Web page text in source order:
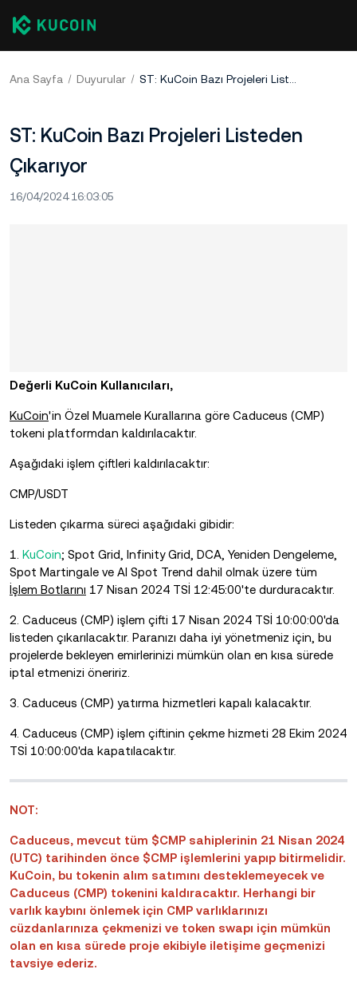
Ana Sayfa Duyurular ST: KuCoin Bazı Projeleri Listeden Çıkarıyor
ST: KuCoin Bazı Projeleri Listeden
Çıkarıyor
16/04/2024 16:03:05
Değerli KuCoin Kullanıcıları,
KuCoin'in Özel Muamele Kurallarına göre Caduceus (CMP)
tokeni platformdan kaldırılacaktır.
Aşağıdaki işlem çiftleri kaldırılacaktır:
CMP/USDT
Listeden çıkarma süreci aşağıdaki gibidir:
1. KuCoin; Spot Grid, Infinity Grid, DCA, Yeniden Dengeleme,
Spot Martingale ve AI Spot Trend dahil olmak üzere tüm
İşlem Botlarını 17 Nisan 2024 TSİ 12:45:00'te durduracaktır.
2. Caduceus (CMP) işlem çifti 17 Nisan 2024 TSİ 10:00:00'da
listeden çıkarılacaktır. Paranızı daha iyi yönetmeniz için, bu
projelerde bekleyen emirlerinizi mümkün olan en kısa sürede
iptal etmenizi öneririz.
3. Caduceus (CMP) yatırma hizmetleri kapalı kalacaktır.
4. Caduceus (CMP) işlem çiftinin çekme hizmeti 28 Ekim 2024
TSİ 10:00:00'da kapatılacaktır.
NOT:
Caduceus, mevcut tüm $CMP sahiplerinin 21 Nisan 2024
(UTC) tarihinden önce $CMP işlemlerini yapıp bitirmelidir.
KuCoin, bu tokenin alım satımını desteklemeyecek ve
Caduceus (CMP) tokenini kaldıracaktır. Herhangi bir
varlık kaybını önlemek için CMP varlıklarınızı
cüzdanlarınıza çekmenizi ve token swapı için mümkün
olan en kısa sürede proje ekibiyle iletişime geçmenizi
tavsiye ederiz.